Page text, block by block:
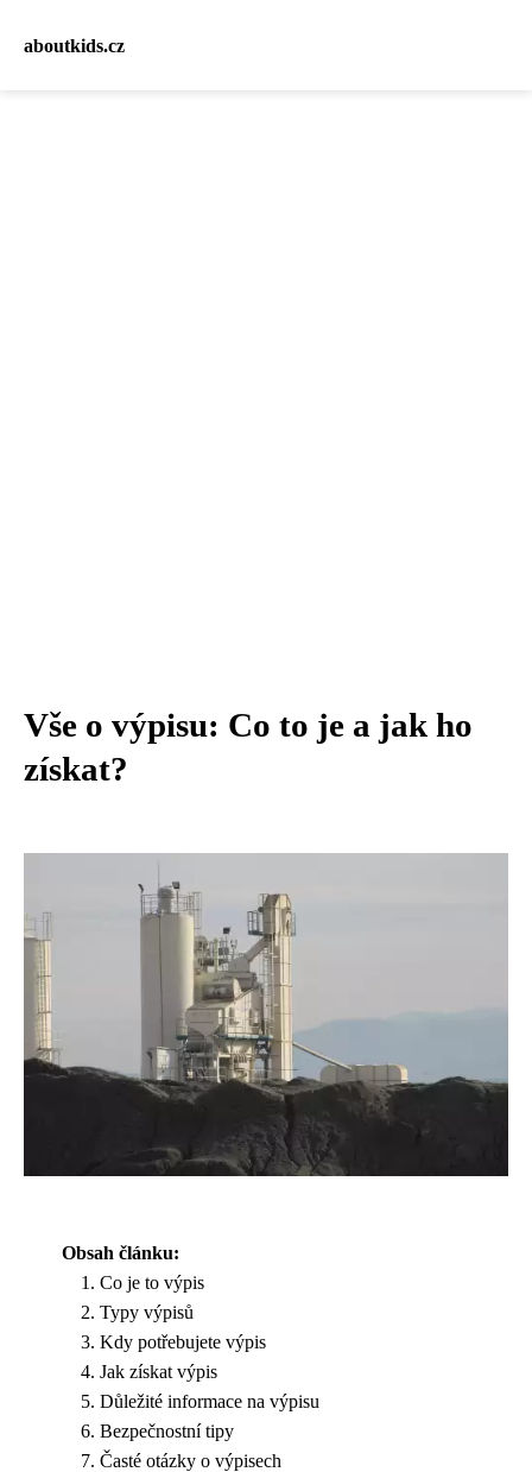
aboutkids.cz
Vše o výpisu: Co to je a jak ho
získat?
Obsah článku:
Co je to výpis
Typy výpisů
Kdy potřebujete výpis
Jak získat výpis
Důležité informace na výpisu
Bezpečnostní tipy
Časté otázky o výpisech